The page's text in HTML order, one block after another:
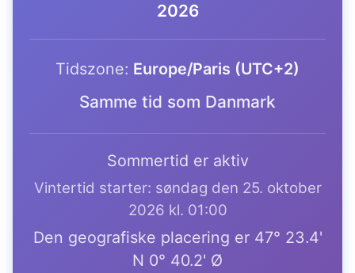
2026
Tidszone: Europe/Paris (UTC+2)
Samme tid som Danmark
Sommertid er aktiv
Vintertid starter: søndag den 25. oktober
2026 kl. 01:00
Den geografiske placering er 47° 23.4'
N 0° 40.2' Ø